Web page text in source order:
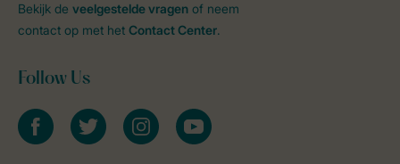
Bekijk de veelgestelde vragen of neem
contact op met het Contact Center.
Follow Us
facebooktwitter instagramyoutube